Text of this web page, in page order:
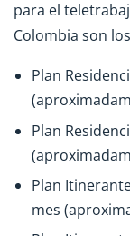
para el
Colombia son
Plan
Plan
Plan
mes